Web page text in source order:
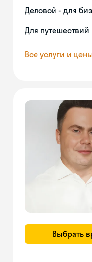
Деловой - для
Для путешествий
Все услуги и
Выбрать